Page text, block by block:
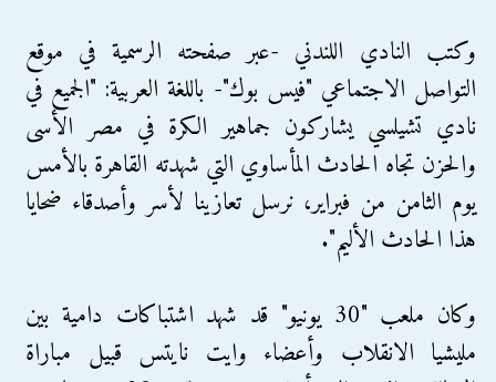
وكتب النادي اللندني -عبر صفحته الرسمية في موقع
التواصل الاجتماعي "فيس بوك"- باللغة العربية: "الجميع في
نادي تشيلسي يشاركون جماهير الكرة في مصر الأسى
والحزن تجاه الحادث المأساوي التي شهدته القاهرة بالأمس
يوم الثامن من فبراير، نرسل تعازينا لأسر وأصدقاء ضحايا
هذا الحادث الأليم".
وكان ملعب "30 يونيو" قد شهد اشتباكات دامية بين
مليشيا الانقلاب وأعضاء وايت نايتس قبيل مباراة